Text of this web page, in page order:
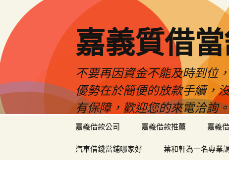
嘉義質借
不要再因資金不能及時到位
優勢在於簡便的放款手續，
有保障，歡迎您的來電洽詢
嘉義借款公司 嘉義借款推薦 嘉義
汽車借錢當鋪哪家好 葉和軒為一名專業